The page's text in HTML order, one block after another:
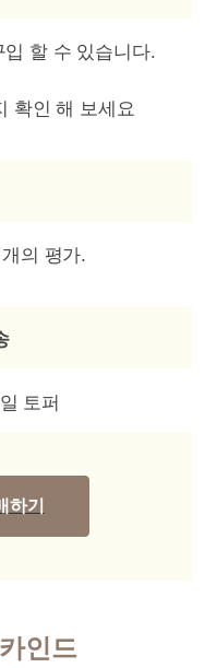
할 수 있습니다.
확인 해 보세요
개의 평가.
하기
인드